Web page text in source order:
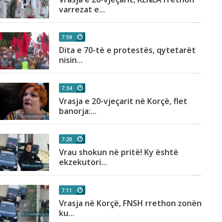
varrezat e...
7:59
Dita e 70-të e protestës, qytetarët
nisin...
7:34
Vrasja e 20-vjeçarit në Korçë, flet
banorja:...
7:20
Vrau shokun në pritë! Ky është
ekzekutori...
7:11
Vrasja në Korçë, FNSH rrethon zonën
ku...